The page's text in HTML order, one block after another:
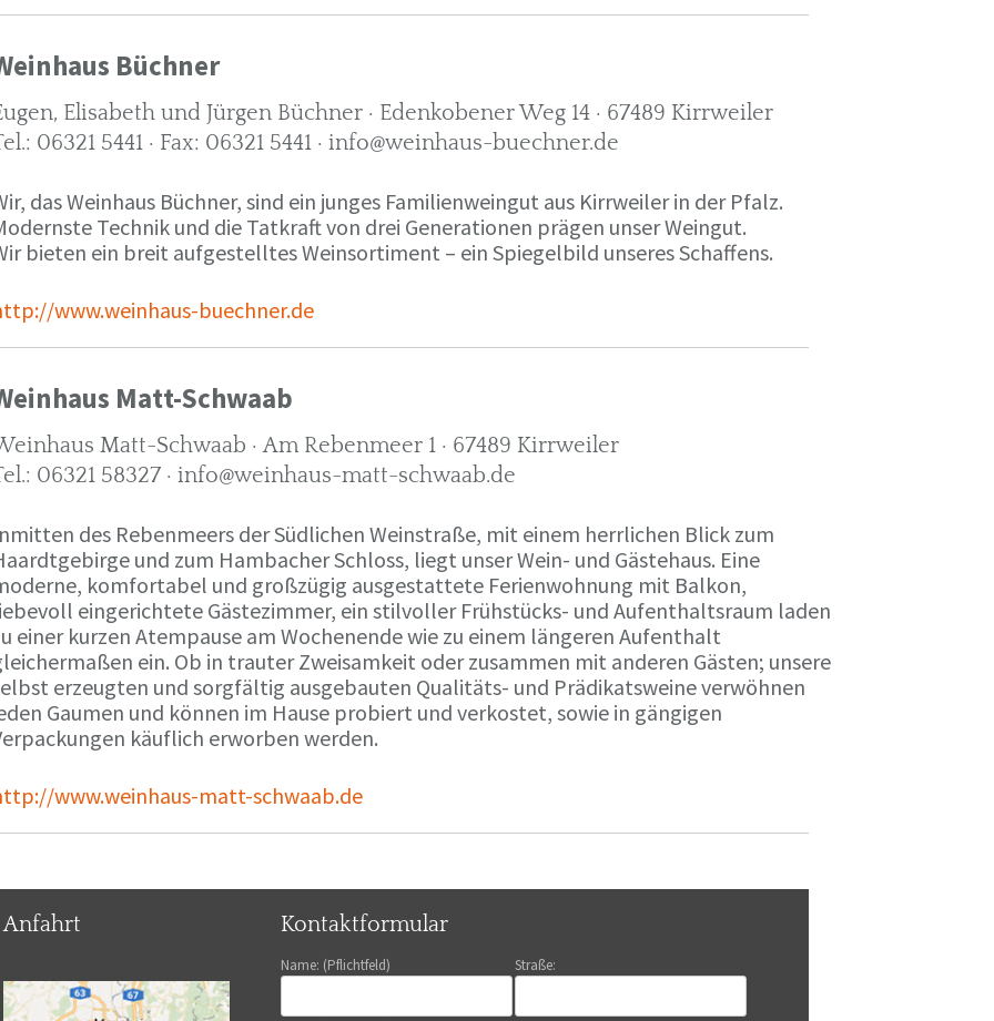
Büchner
Elisabeth und Jürgen Büchner · Edenkobener Weg 14 · 67489 Kirrweiler
06321 5441 · Fax: 06321 5441 · info@weinhaus-buechner.de
das Weinhaus Büchner, sind ein junges Familienweingut aus Kirrweiler in der Pfalz.
Technik und die Tatkraft von drei Generationen prägen unser Weingut.
bieten ein breit aufgestelltes Weinsortiment – ein Spiegelbild unseres Schaffens.
www.weinhaus-buechner.de
Matt-Schwaab
Matt-Schwaab · Am Rebenmeer 1 · 67489 Kirrweiler
06321 58327 · info@weinhaus-matt-schwaab.de
des Rebenmeers der Südlichen Weinstraße, mit einem herrlichen Blick zum
und zum Hambacher Schloss, liegt unser Wein- und Gästehaus. Eine
komfortabel und großzügig ausgestattete Ferienwohnung mit Balkon,
eingerichtete Gästezimmer, ein stilvoller Frühstücks- und Aufenthaltsraum laden
einer kurzen Atempause am Wochenende wie zu einem längeren Aufenthalt
ein. Ob in trauter Zweisamkeit oder zusammen mit anderen Gästen; unsere
erzeugten und sorgfältig ausgebauten Qualitäts- und Prädikatsweine verwöhnen
Gaumen und können im Hause probiert und verkostet, sowie in gängigen
käuflich erworben werden.
www.weinhaus-matt-schwaab.de
Anfahrt Kontaktformular
Name: (Pflichtfeld) Straße: